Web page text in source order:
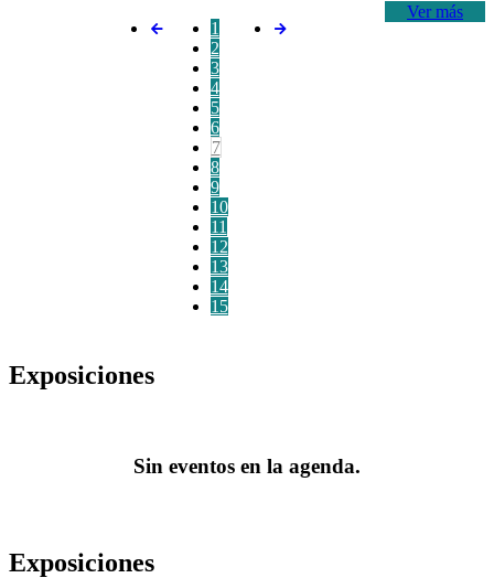
Ver más
1
2
3
4
5
6
7
8
9
10
11
12
13
14
15
Exposiciones
Sin eventos en la agenda.
Exposiciones